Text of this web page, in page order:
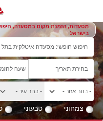
מסעדות, הזמנת מקום במסעדה,
בישראל
צמחוני טבעוני